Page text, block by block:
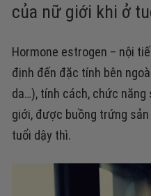
của nữ giới khi ở
Hormone estrogen – nội
định đến đặc tính bên
da…), tính cách, chức
giới, được buồng trứng
tuổi dậy thì.